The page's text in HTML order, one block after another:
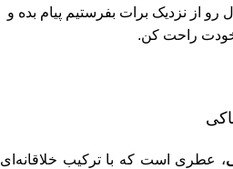
از نزدیک برات بفرستیم پیام بده و
راحت کن.
، عطری است که با ترکیب خلاقانه‌ای